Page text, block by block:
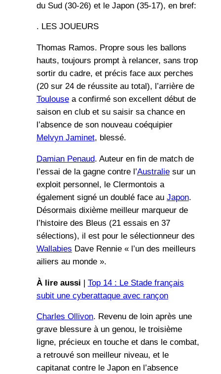
du Sud (30-26) et le Japon (35-17), en bref:
. LES JOUEURS
Thomas Ramos. Propre sous les ballons
hauts, toujours prompt à relancer, sans trop
sortir du cadre, et précis face aux perches
(20 sur 24 de réussite au total), l’arrière de
Toulousea confirmé son excellent début de
saison en club et su saisir sa chance en
l’absence de son nouveau coéquipier
Melvyn Jaminet, blessé.
Damian Penaud. Auteur en fin de match de
l’essai de la gagne contre l’Australiesur un
exploit personnel, le Clermontois a
également signé un doublé face au Japon.
Désormais dixième meilleur marqueur de
l’histoire des Bleus (21 essais en 37
sélections), il est pour le sélectionneur des
Wallabies Dave Rennie « l’un des meilleurs
ailiers au monde ».
À lire aussi | Top 14 : Le Stade français
subit une cyberattaque avec rançon
Charles Ollivon. Revenu de loin après une
grave blessure à un genou, le troisième
ligne, précieux en touche et dans le combat,
a retrouvé son meilleur niveau, et le
capitanat contre le Japon en l’absence